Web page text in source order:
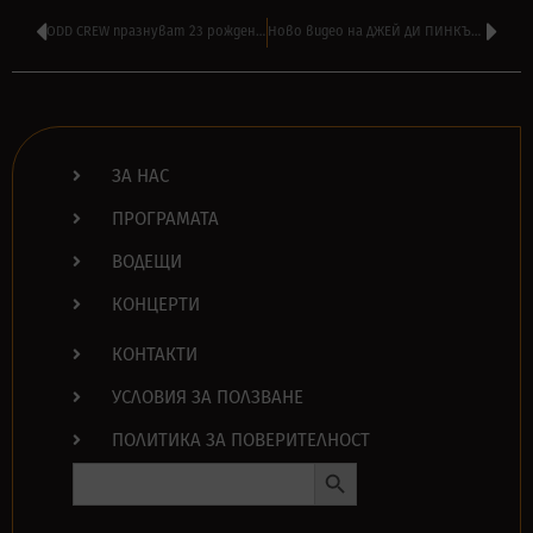
ODD CREW празнуват 23 рожден ден – слушайте дълго интервю в 16:00 Ново видео на ДЖEЙ ДИ ПИНКЪС от BUTTHOLE SURFERS и MELVINS
ЗА НАС
ПРОГРАМАТА
ВОДЕЩИ
КОНЦЕРТИ
КОНТАКТИ
УСЛОВИЯ ЗА ПОЛЗВАНЕ
ПОЛИТИКА ЗА ПОВЕРИТЕЛНОСТ
Search
Search Button